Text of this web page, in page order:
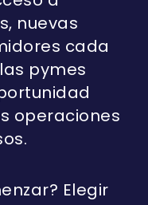
nuevas
cada
pymes
operaciones
Elegir